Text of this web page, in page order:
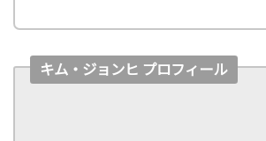
キム・ジョンヒ プロフィール